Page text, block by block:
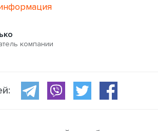
компании